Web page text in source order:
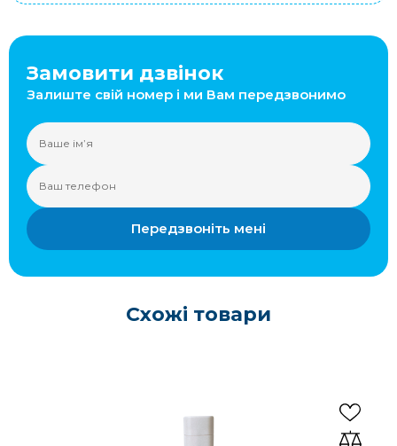
Замовити дзвінок
Залиште свій номер і ми Вам передзвонимо
Передзвоніть мені
Схожі товари